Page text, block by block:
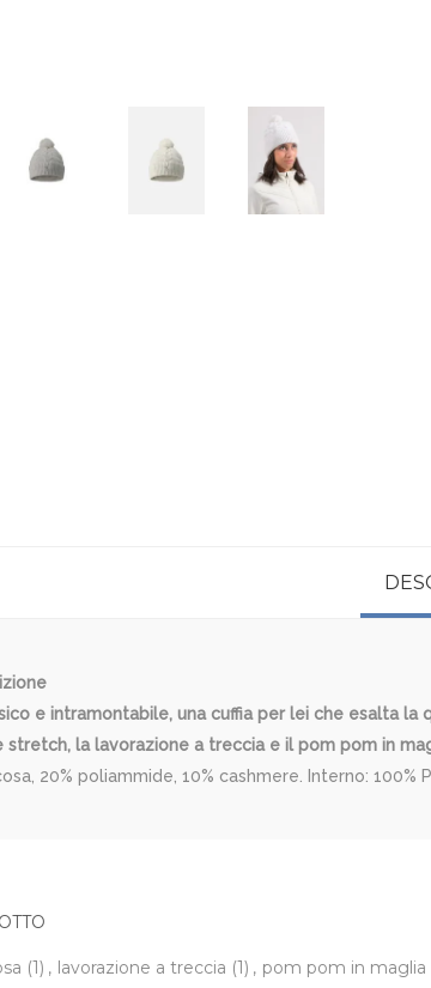
e intramontabile, una cuffia per lei che esalta la
stretch, la lavorazione a treccia e il pom pom in
20% poliammide, 10% cashmere. Interno: 100%
(1) , lavorazione a treccia (1) , pom pom in maglia